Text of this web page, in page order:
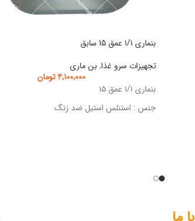
بنماری ۱/۱ عمق 15 سابق
تجهیزات سرو غذا, بن ماری
۴,۱۰۰,۰۰۰ تومان
بنماری ۱/۱ عمق ۱۵
جنس : استنلس استیل ضد زنگ